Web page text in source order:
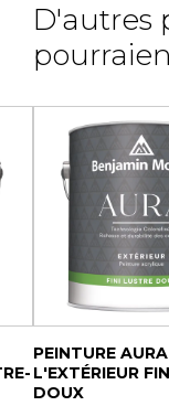
D'autres
PEINTURE
L'EXTÉRIEUR
DOUX